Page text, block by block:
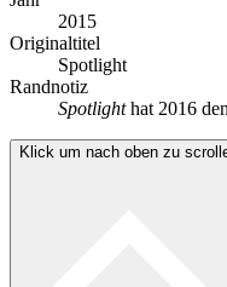
2015
Originaltitel
Spotlight
Randnotiz
Spotlighthat 2016
Klick um nach oben zu